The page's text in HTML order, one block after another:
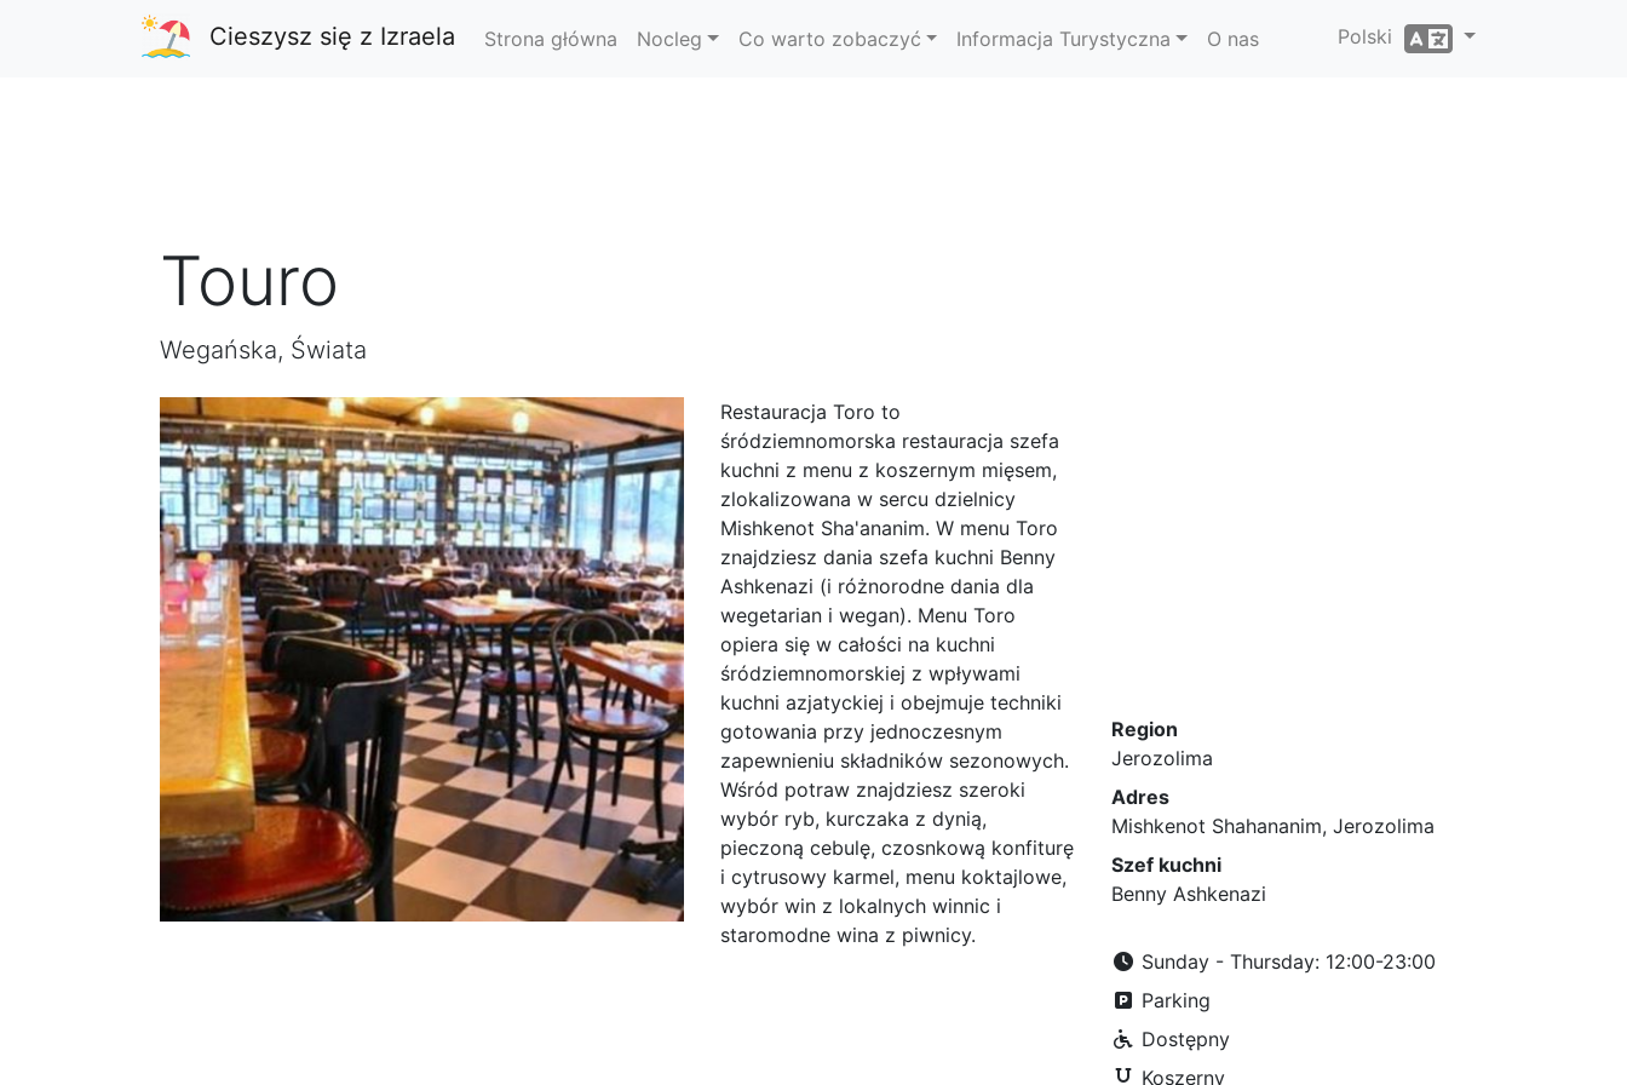
Cieszysz się z Izraela Strona główna Nocleg Co warto zobaczyć Informacja Turystyczna O nas Polski
Touro
Wegańska, Świata
Restauracja Toro to
śródziemnomorska restauracja szefa
kuchni z menu z koszernym mięsem,
zlokalizowana w sercu dzielnicy
Mishkenot Sha'ananim. W menu Toro
znajdziesz dania szefa kuchni Benny
Ashkenazi (i różnorodne dania dla
wegetarian i wegan). Menu Toro
opiera się w całości na kuchni
śródziemnomorskiej z wpływami
kuchni azjatyckiej i obejmuje techniki
gotowania przy jednoczesnym
zapewnieniu składników sezonowych.
Wśród potraw znajdziesz szeroki
wybór ryb, kurczaka z dynią,
pieczoną cebulę, czosnkową konfiturę
i cytrusowy karmel, menu koktajlowe,
wybór win z lokalnych winnic i
staromodne wina z piwnicy.
Region
Jerozolima
Adres
Mishkenot Shahananim, Jerozolima
Szef kuchni
Benny Ashkenazi
Sunday - Thursday: 12:00-23:00
Parking
Dostępny
Koszerny